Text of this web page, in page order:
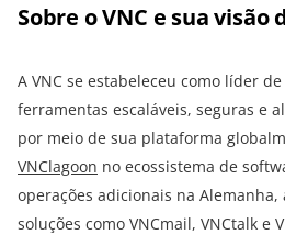
Sobre o VNC e sua visão
A VNC se estabeleceu como líder
ferramentas escaláveis, seguras e
por meio de sua plataforma
VNClagoon no ecossistema de
operações adicionais na Alemanha,
soluções como VNCmail, VNCtalk e